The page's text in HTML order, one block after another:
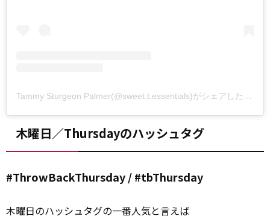
木曜日／Thursdayのハッシュタグ
#ThrowBackThursday / #tbThursday
木曜日のハッシュタグの一番人気と言えば